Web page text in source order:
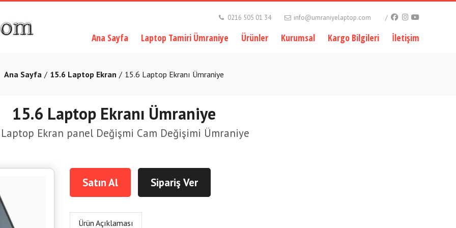
0216 505 01 34 info@umraniyelaptop.com
Ana Sayfa Laptop Tamiri Ümraniye Ürünler Kurumsal Kargo Bilgileri İletişim
Ana Sayfa 15.6 Laptop Ekran 15.6 Laptop Ekranı Ümraniye
15.6 Laptop Ekranı Ümraniye
Ekran panel Değişmi Cam Değişimi Ümraniye
Satın Al Sipariş Ver
Ürün Açıklaması